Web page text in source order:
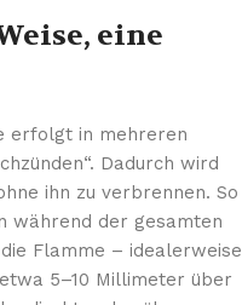
eine
erfolgt in mehreren
Dadurch wird
ihn zu verbrennen. So
während der gesamten
Flamme – idealerweise
5–10 Millimeter über